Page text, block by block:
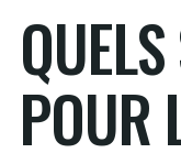
POUR